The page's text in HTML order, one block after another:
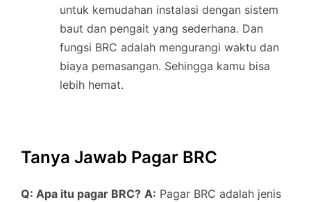
untuk kemudahan instalasi dengan sistem
baut dan pengait yang sederhana. Dan
fungsi BRC adalah mengurangi waktu dan
biaya pemasangan. Sehingga kamu bisa
lebih hemat.
Tanya Jawab Pagar BRC
Q: Apa itu pagar BRC? A: Pagar BRC adalah jenis